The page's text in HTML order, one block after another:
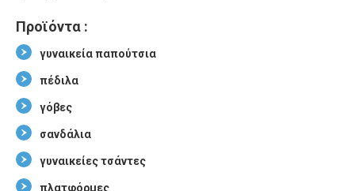
Προϊόντα :
γυναικεία παπούτσια
πέδιλα
γόβες
σανδάλια
γυναικείες τσάντες
πλατφόρμες